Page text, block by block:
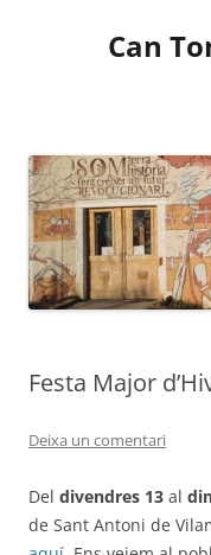
Can
Festa Major
Deixa un comentari
Del divendres 13 al
de Sant Antoni de